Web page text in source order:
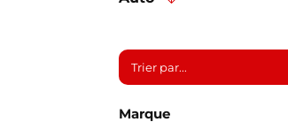
Marque